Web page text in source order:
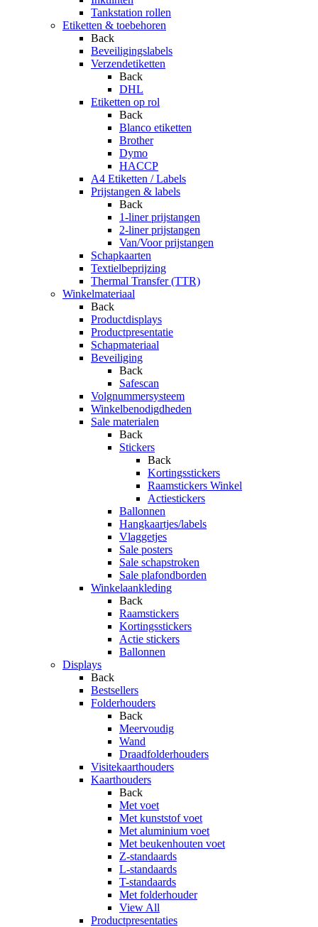
Tankstation rollen
Etiketten & toebehoren
Back
Beveiligingslabels
Verzendetiketten
Back
DHL
Etiketten op rol
Back
Blanco etiketten
Brother
Dymo
HACCP
A4 Etiketten / Labels
Prijstangen & labels
Back
1-liner prijstangen
2-liner prijstangen
Van/Voor prijstangen
Schapkaarten
Textielbeprijzing
Thermal Transfer (TTR)
Winkelmateriaal
Back
Productdisplays
Productpresentatie
Schapmateriaal
Beveiliging
Back
Safescan
Volgnummersysteem
Winkelbenodigdheden
Sale materialen
Back
Stickers
Back
Kortingsstickers
Raamstickers Winkel
Actiestickers
Ballonnen
Hangkaartjes/labels
Vlaggetjes
Sale posters
Sale schapstroken
Sale plafondborden
Winkelaankleding
Back
Raamstickers
Kortingsstickers
Actie stickers
Ballonnen
Displays
Back
Bestsellers
Folderhouders
Back
Meervoudig
Wand
Draadfolderhouders
Visitekaarthouders
Kaarthouders
Back
Met voet
Met kunststof voet
Met aluminium voet
Met beukenhouten voet
Z-standaards
L-standaards
T-standaards
Met folderhouder
View All
Productpresentaties